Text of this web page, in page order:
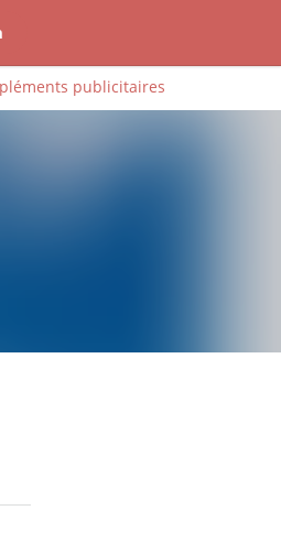
publicitaires